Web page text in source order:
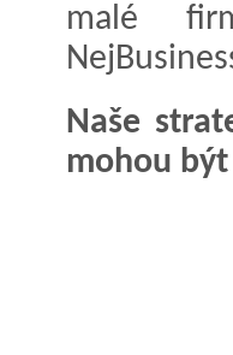
malé
Naše
mohou